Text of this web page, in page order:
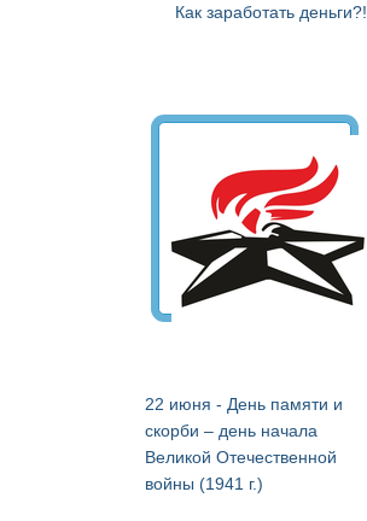
Как заработать деньги?!
22 июня - День памяти и
скорби – день начала
Великой Отечественной
войны (1941 г.)